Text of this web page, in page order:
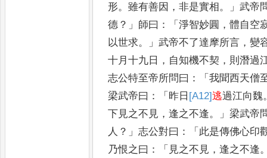
形。雖有善因 ，非是實相。」武帝
德 ？」 師曰 ：「淨智妙圓 ，體自空
以世求。」武帝不了達摩所言 ，變
十月十九日 ， 自知機不契 ， 則潛過
志公特至帝所問曰 ：「我聞西天僧
梁武帝曰 ：「 昨日 [A12]逃過江向魏
下見之不見 ，逢之不逢。」梁武帝
人 ？」志公對曰 ：「 此是傳佛心印
乃恨之曰 ：「 見之不見 ，逢之不逢